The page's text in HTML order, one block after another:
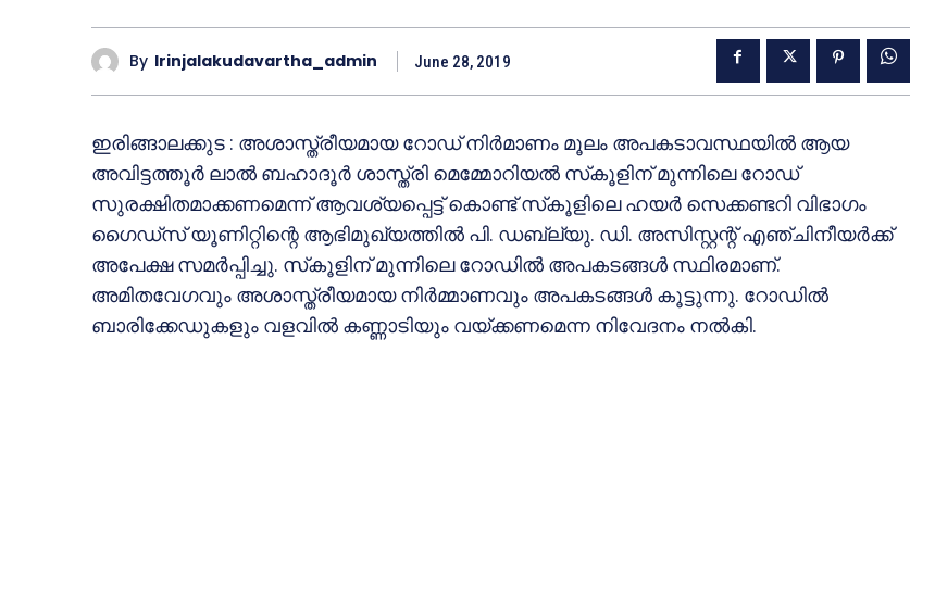
By Irinjalakudavartha_admin June 28, 2019
ഇരിങ്ങാലക്കുട : അശാസ്ത്രീയമായ റോഡ് നിര്‍മാണം മൂലം അപകടാവസ്ഥയില്‍ ആയ
അവിട്ടത്തൂര്‍ ലാല്‍ ബഹാദൂര്‍ ശാസ്ത്രി മെമ്മോറിയല്‍ സ്‌കൂളിന് മുന്നിലെ റോഡ്
സുരക്ഷിതമാക്കണമെന്ന് ആവശ്യപ്പെട്ട് കൊണ്ട് സ്‌കൂളിലെ ഹയര്‍ സെക്കണ്ടറി വിഭാഗം
ഗൈഡ്‌സ് യൂണിറ്റിന്റെ ആഭിമുഖ്യത്തില്‍ പി. ഡബ്ല്യു. ഡി. അസിസ്റ്റന്റ് എഞ്ചിനീയര്‍ക്ക്
അപേക്ഷ സമര്‍പ്പിച്ചു. സ്‌കൂളിന് മുന്നിലെ റോഡില്‍ അപകടങ്ങള്‍ സ്ഥിരമാണ്.
അമിതവേഗവും അശാസ്ത്രീയമായ നിര്‍മ്മാണവും അപകടങ്ങള്‍ കൂട്ടുന്നു. റോഡില്‍
ബാരിക്കേഡുകളും വളവില്‍ കണ്ണാടിയും വയ്ക്കണമെന്ന നിവേദനം നല്‍കി.